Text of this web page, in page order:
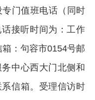
门值班电话（同时
接听时间为：工作
：句容市0154号邮
中心西大门北侧和
信箱。受理信访时